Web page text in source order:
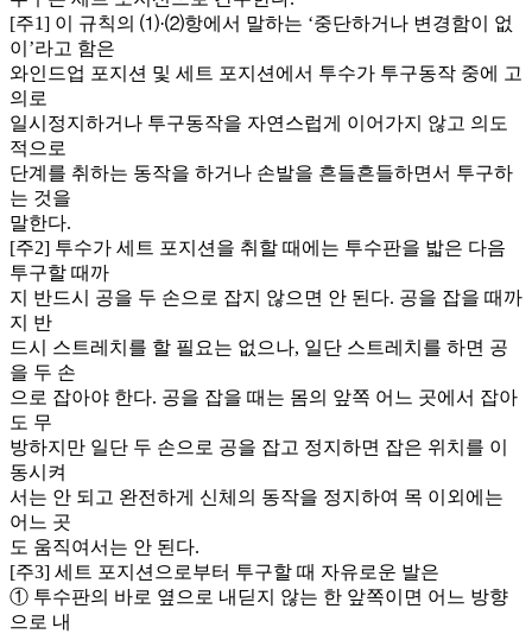
[주1] 이 규칙의 ⑴·⑵항에서 말하는 ‘중단하거나 변경함이 없
이’라고 함은
와인드업 포지션 및 세트 포지션에서 투수가 투구동작 중에 고
의로
일시정지하거나 투구동작을 자연스럽게 이어가지 않고 의도
적으로
단계를 취하는 동작을 하거나 손발을 흔들흔들하면서 투구하
는 것을
말한다.
[주2] 투수가 세트 포지션을 취할 때에는 투수판을 밟은 다음
투구할 때까
지 반드시 공을 두 손으로 잡지 않으면 안 된다. 공을 잡을 때까
지 반
드시 스트레치를 할 필요는 없으나, 일단 스트레치를 하면 공
을 두 손
으로 잡아야 한다. 공을 잡을 때는 몸의 앞쪽 어느 곳에서 잡아
도 무
방하지만 일단 두 손으로 공을 잡고 정지하면 잡은 위치를 이
동시켜
서는 안 되고 완전하게 신체의 동작을 정지하여 목 이외에는
어느 곳
도 움직여서는 안 된다.
[주3] 세트 포지션으로부터 투구할 때 자유로운 발은
① 투수판의 바로 옆으로 내딛지 않는 한 앞쪽이면 어느 방향
으로 내